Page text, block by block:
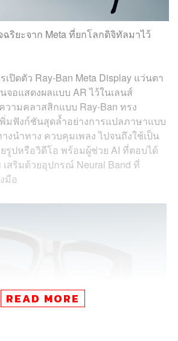
ริยะจาก Meta ที่ยกโลกดิจิทัลมาไว้
เปิดตัว Ray-Ban Meta Display แว่นตา
อแสดงผลแบบ AR ไว้ในเลนส์
ามคลาสสิกแบบ Ray-Ban ทรง
พิ่มฟังก์ชันสุดล้ำอย่างการแปลภาษาแบบ
งนำทาง ควบคุมเพลง ไปจนถึงใช้เป็น
รูปหรือวิดีโอ พร้อมผู้ช่วย AI ที่ตอบได้
สริมด้วยอุปกรณ์ Neural Band ที่
มือ
READ MORE